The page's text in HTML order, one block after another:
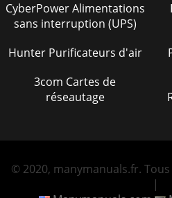
CyberPower Alimentations
sans interruption (UPS)
Hunter Purificateurs d'air
3com Cartes de
réseautage
© 2020, manymanuals.fr.
|